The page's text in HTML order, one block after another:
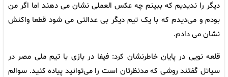
دیگر را ندیدیم که ببینم چه عکس العملی نشان می دهند اما اگر من
بودم و می‌دیدم که با یک تیم دیگر بی عدالتی می شود قطعا واکنش
نشان می دادم.
قلعه نویی در پایان خاطرنشان کرد: فیفا در بازی با تیم ملی مصر در
سیاتل گفتند روشی که مدنظرتان است را می‌توانید پیاده کنید. سوالم